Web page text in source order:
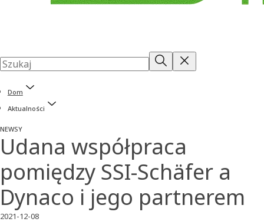
Dom
Aktualności
NEWSY
Udana współpraca
pomiędzy SSI-Schäfer a
Dynaco i jego partnerem
2021-12-08